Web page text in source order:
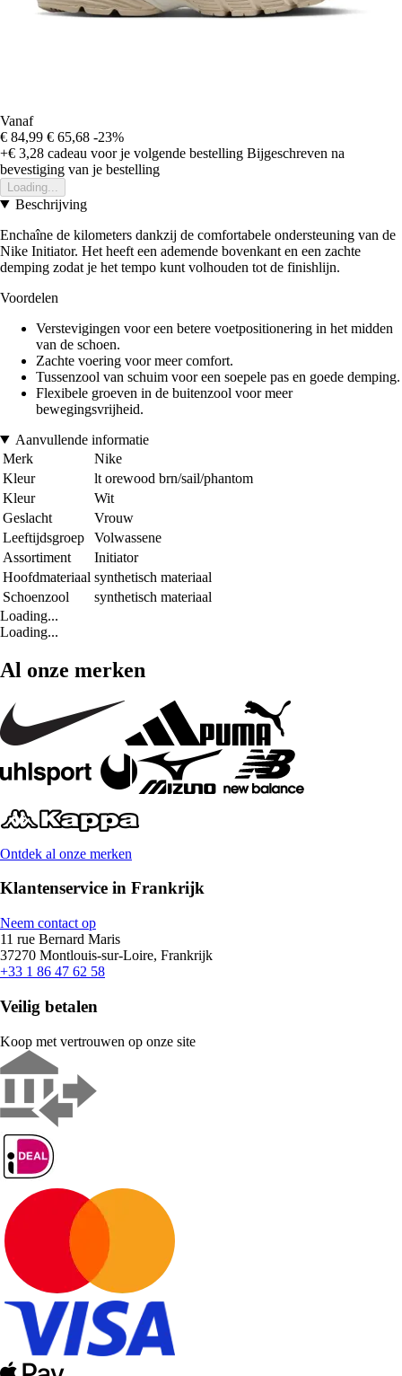
Vanaf
€ 84,99 € 65,68 -23%
+€ 3,28 cadeau voor je volgende bestelling Bijgeschreven na
bevestiging van je bestelling
Loading...
Beschrijving
Enchaîne de kilometers dankzij de comfortabele ondersteuning van de
Nike Initiator. Het heeft een ademende bovenkant en een zachte
demping zodat je het tempo kunt volhouden tot de finishlijn.
Voordelen
Verstevigingen voor een betere voetpositionering in het midden
van de schoen.
Zachte voering voor meer comfort.
Tussenzool van schuim voor een soepele pas en goede demping.
Flexibele groeven in de buitenzool voor meer
bewegingsvrijheid.
Aanvullende informatie
Merk
Nike
Kleur
lt orewood brn/sail/phantom
Kleur
Wit
Geslacht
Vrouw
Leeftijdsgroep
Volwassene
Assortiment
Initiator
Hoofdmateriaal synthetisch materiaal
Schoenzool
synthetisch materiaal
Loading...
Loading...
Al onze merken
Ontdek al onze merken
Klantenservice in Frankrijk
Neem contact op
11 rue Bernard Maris
37270 Montlouis-sur-Loire, Frankrijk
+33 1 86 47 62 58
Veilig betalen
Koop met vertrouwen op onze site